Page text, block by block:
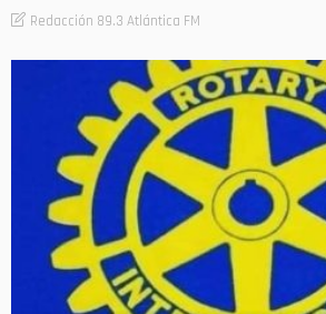
Redacción 89.3 Atlántica FM